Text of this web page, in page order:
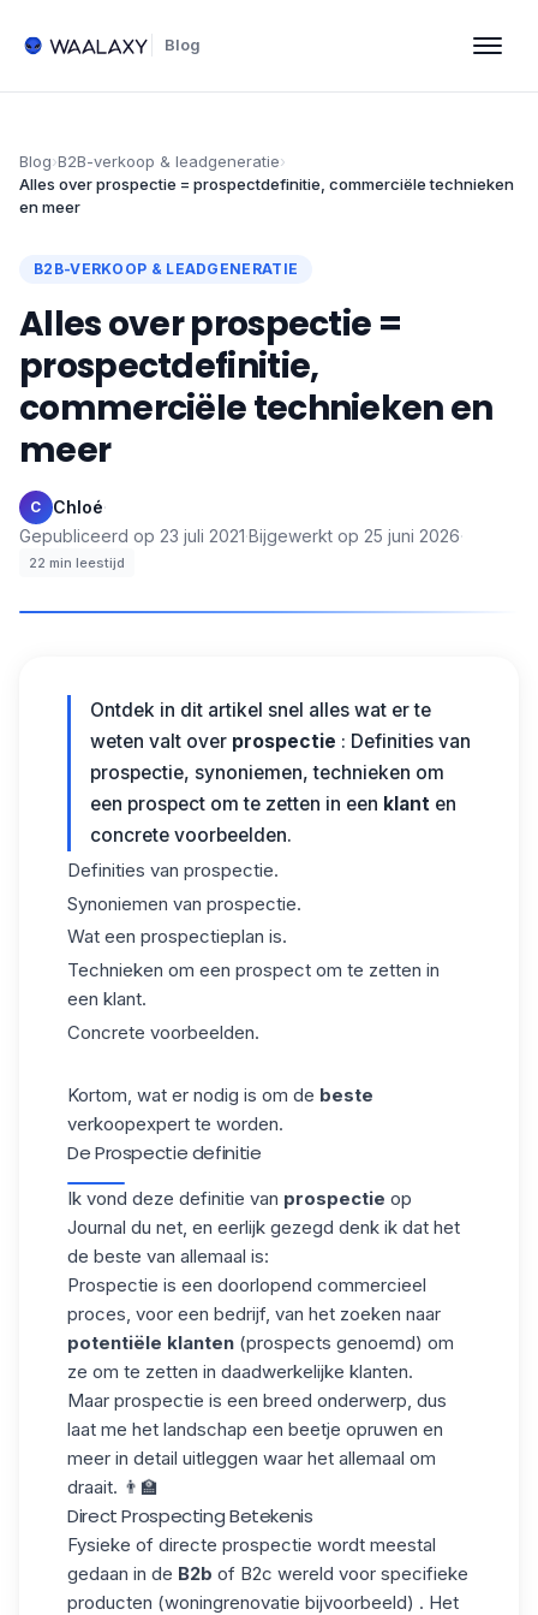
Blog
Blog›B2B-verkoop & leadgeneratie›
Alles over prospectie = prospectdefinitie, commerciële technieken
en meer
B2B-VERKOOP & LEADGENERATIE
Alles over prospectie =
prospectdefinitie,
commerciële technieken en
meer
C Chloé·
Gepubliceerd op 23 juli 2021·Bijgewerkt op 25 juni 2026·
22 min leestijd
Ontdek in dit artikel snel alles wat er te
weten valt over prospectie : Definities van
prospectie, synoniemen, technieken om
een prospect om te zetten in een klant en
concrete voorbeelden.
Definities van prospectie.
Synoniemen van prospectie.
Wat een prospectieplan is.
Technieken om een prospect om te zetten in
een klant.
Concrete voorbeelden.
Kortom, wat er nodig is om de beste
verkoopexpert te worden.
De Prospectie definitie
Ik vond deze definitie van prospectie op
Journal du net , en eerlijk gezegd denk ik dat het
de beste van allemaal is:
Prospectie is een doorlopend commercieel
proces, voor een bedrijf, van het zoeken naar
potentiële klanten (prospects genoemd) om
ze om te zetten in daadwerkelijke klanten.
Maar prospectie is een breed onderwerp, dus
laat me het landschap een beetje opruwen en
meer in detail uitleggen waar het allemaal om
draait. 👨🏫
Direct Prospecting Betekenis
Fysieke of directe prospectie wordt meestal
gedaan in de B2b of B2c wereld voor specifieke
producten (woningrenovatie bijvoorbeeld) . Het